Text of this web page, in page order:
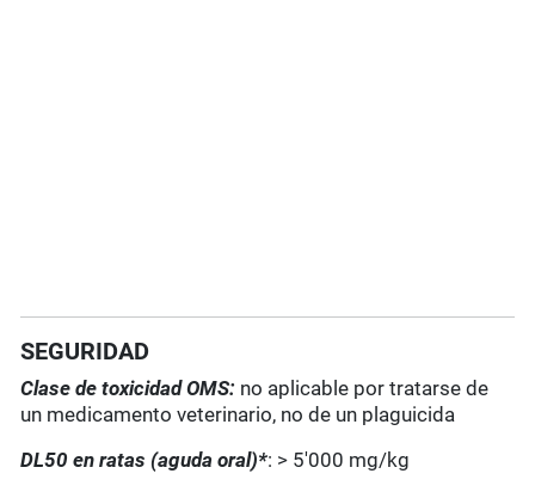
SEGURIDAD
Clase de toxicidad OMS: no aplicable por tratarse de
un medicamento veterinario, no de un plaguicida
DL50 en ratas (aguda oral)*: > 5'000 mg/kg